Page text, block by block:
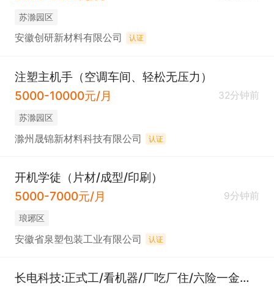
苏滁园区
安徽创研新材料有限公司 认证
注塑主机手（空调车间、轻松无压力）
5000-10000元/月
32分钟前
苏滁园区
滁州晟锦新材料科技有限公司 认证
开机学徒（片材/成型/印刷）
5000-7000元/月
9分钟前
琅琊区
安徽省泉塑包装工业有限公司 认证
长电科技:正式工/看机器/厂吃厂住/六险一金！接受实习生